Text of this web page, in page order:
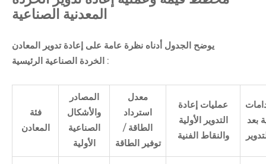
المعدنية الصناعية
يوضح الجدول أدناه نظرة عامة على إعادة تدوير
المعادن
الخردة
الصناعية الرئيسية :
فئة
المعادن
المصادر
والأشكال
الصناعية
الأولية
معدل
استرداد
الطاقة /
توفير الطاقة
عمليات إعادة
التدوير الأولية
والنقاط الفنية
بعد